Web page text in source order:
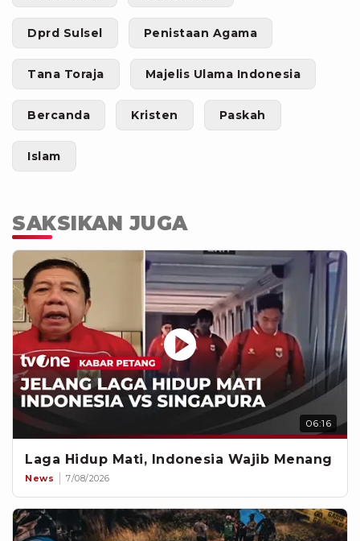
Dprd Sulsel Penistaan Agama
Tana Toraja Majelis Ulama Indonesia
Bercanda Kristen Paskah
Islam
SAKSIKAN JUGA
06:16
Laga Hidup Mati, Indonesia Wajib Menang
News 7/08/2026